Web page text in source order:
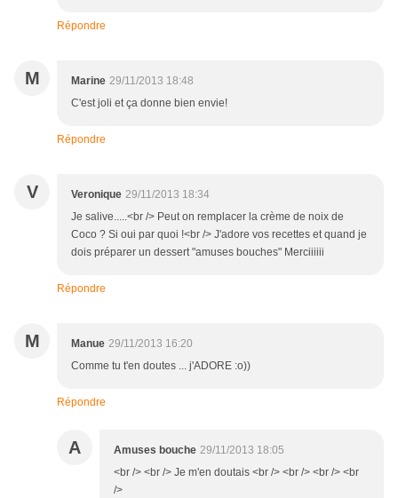
Répondre
M Marine 29/11/2013 18:48
C'est joli et ça donne bien envie!
Répondre
V Veronique 29/11/2013 18:34
Je salive.....<br /> Peut on remplacer la crème de noix de
Coco ? Si oui par quoi !<br /> J'adore vos recettes et quand je
dois préparer un dessert "amuses bouches" Merciiiiii
Répondre
M Manue 29/11/2013 16:20
Comme tu t'en doutes ... j'ADORE :o))
Répondre
A Amuses bouche 29/11/2013 18:05
<br /> <br /> Je m'en doutais <br /> <br /> <br /> <br
/>